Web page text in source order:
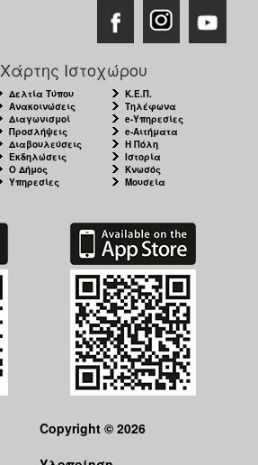
Χάρτης Ιστοχώρου
Δελτία Τύπου
Ανακοινώσεις
Διαγωνισμοί
Προσλήψεις
Διαβουλεύσεις
Εκδηλώσεις
Ο Δήμος
Υπηρεσίες
Κ.Ε.Π.
Τηλέφωνα
e-Υπηρεσίες
e-Αιτήματα
Η Πόλη
Ιστορία
Κνωσός
Μουσεία
Copyright © 2026